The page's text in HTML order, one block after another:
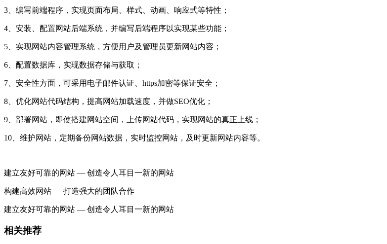
3、编写前端程序，实现页面布局、样式、动画、响应式等特性；
4、安装、配置网站后端系统，并编写后端程序以实现某些功能；
5、实现网站内容管理系统，方便用户及管理员更新网站内容；
6、配置数据库，实现数据存储与获取；
7、安全性方面，可采用电子邮件认证、https加密等保证安全；
8、优化网站代码结构，提高网站加载速度，并做SEO优化；
9、部署网站，即使搭建网站空间，上传网站代码，实现网站的真正上线；
10、维护网站，定期备份网站数据，实时监控网站，及时更新网站内容等。
建立友好可靠的网站 — 创造令人耳目一新的网站
构建高效网站 — 打造强大的团队合作
建立友好可靠的网站 — 创造令人耳目一新的网站
相关推荐